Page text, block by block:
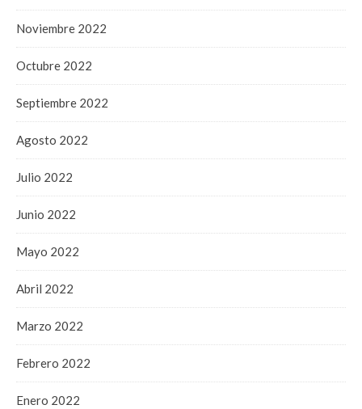
Noviembre 2022
Octubre 2022
Septiembre 2022
Agosto 2022
Julio 2022
Junio 2022
Mayo 2022
Abril 2022
Marzo 2022
Febrero 2022
Enero 2022